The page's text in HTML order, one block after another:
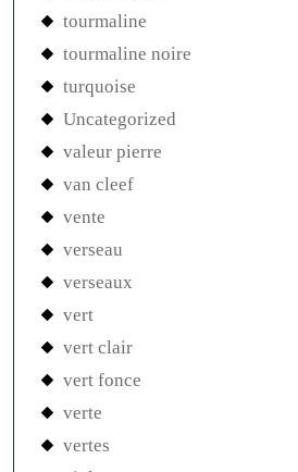
tourmaline
tourmaline noire
turquoise
Uncategorized
valeur pierre
van cleef
vente
verseau
verseaux
vert
vert clair
vert fonce
verte
vertes